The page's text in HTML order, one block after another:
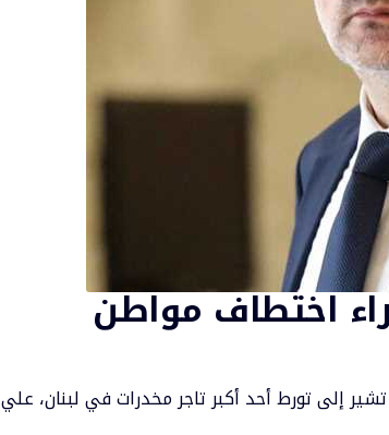
اختطاف مواطن
تشير إلى تورط أحد أكبر تاجر مخدرات في لبنان، علي